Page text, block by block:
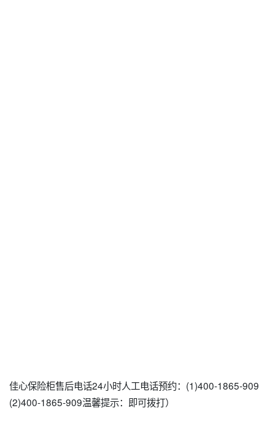
佳心保险柜售后电话24小时人工电话预约：(1)400-1865-909
(2)400-1865-909温馨提示：即可拨打）